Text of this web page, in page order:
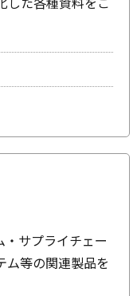
・サプライチェー
ム等の関連製品を